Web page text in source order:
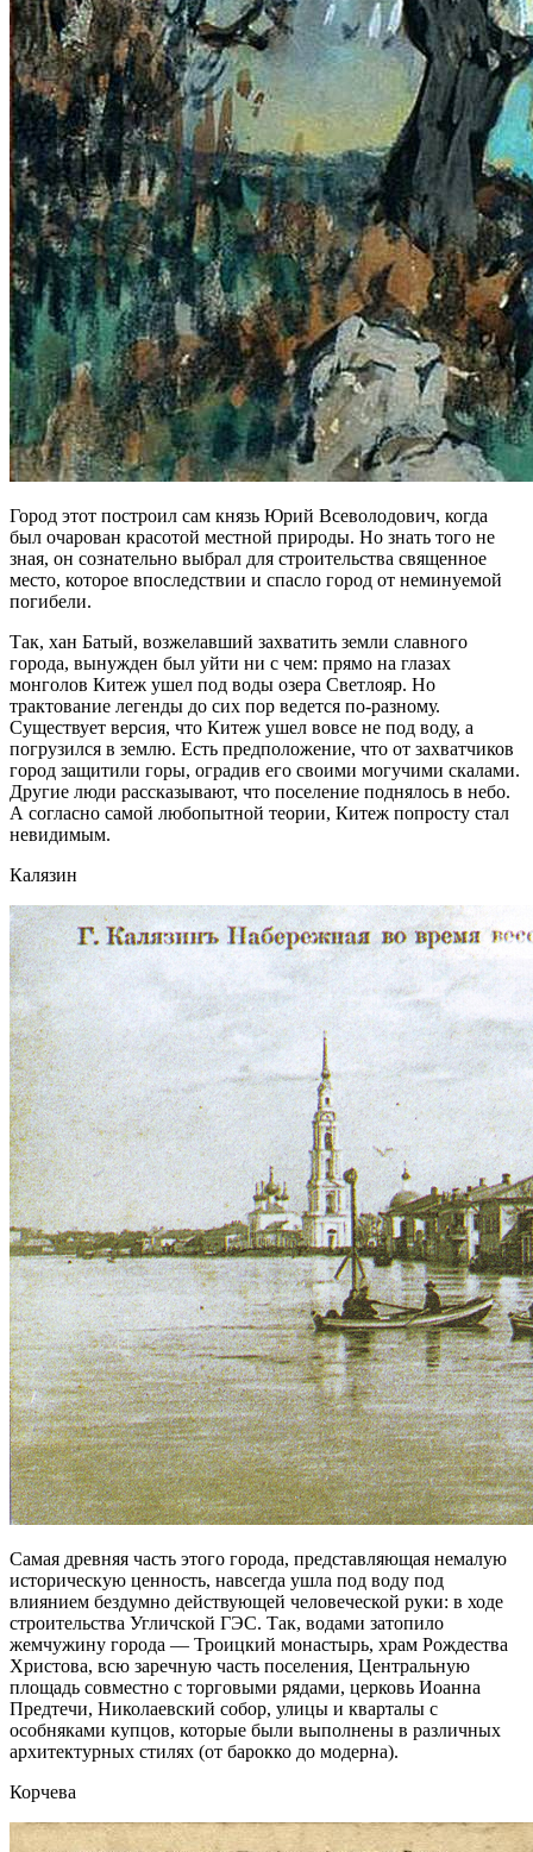
Город этот построил сам князь Юрий Всеволодович, когда
был очарован красотой местной природы. Но знать того не
зная, он сознательно выбрал для строительства священное
место, которое впоследствии и спасло город от неминуемой
погибели.
Так, хан Батый, возжелавший захватить земли славного
города, вынужден был уйти ни с чем: прямо на глазах
монголов Китеж ушел под воды озера Светлояр. Но
трактование легенды до сих пор ведется по-разному.
Существует версия, что Китеж ушел вовсе не под воду, а
погрузился в землю. Есть предположение, что от захватчиков
город защитили горы, оградив его своими могучими скалами.
Другие люди рассказывают, что поселение поднялось в небо.
А согласно самой любопытной теории, Китеж попросту стал
невидимым.
Калязин
Самая древняя часть этого города, представляющая немалую
историческую ценность, навсегда ушла под воду под
влиянием бездумно действующей человеческой руки: в ходе
строительства Угличской ГЭС. Так, водами затопило
жемчужину города — Троицкий монастырь, храм Рождества
Христова, всю заречную часть поселения, Центральную
площадь совместно с торговыми рядами, церковь Иоанна
Предтечи, Николаевский собор, улицы и кварталы с
особняками купцов, которые были выполнены в различных
архитектурных стилях (от барокко до модерна).
Корчева